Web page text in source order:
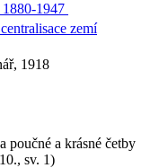
1880-1947
zemí
1918
poučné a krásné četby
sv. 1)